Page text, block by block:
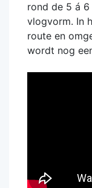
rond de 5 á
vlogvorm. In
route en
wordt nog